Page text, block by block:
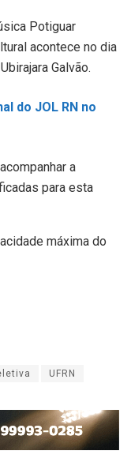
Potiguar
acontece no dia
Galvão.
do JOL RN no
a
para esta
máxima do
UFRN